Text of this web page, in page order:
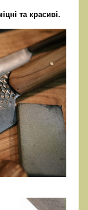
та красиві.